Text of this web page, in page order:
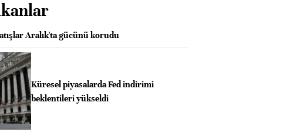
Aralık'ta gücünü korudu
Küresel piyasalarda Fed indirimi
beklentileri yükseldi